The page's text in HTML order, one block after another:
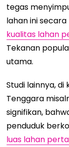
tegas
lahan ini
kualitas lahan
Tekanan
utama.
Studi lainnya,
Tenggara
signifikan,
penduduk
luas lahan